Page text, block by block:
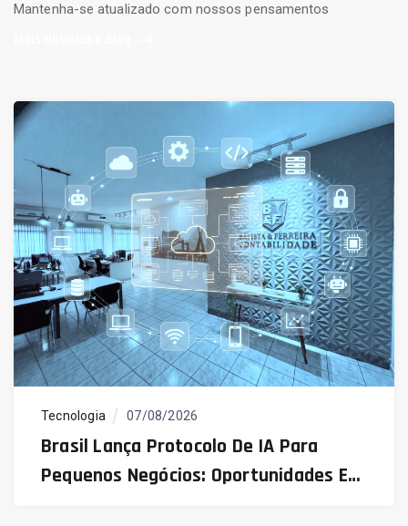
Mantenha-se atualizado com nossos pensamentos
Tecnologia 07/08/2026
Brasil Lança Protocolo De IA Para
Pequenos Negócios: Oportunidades E